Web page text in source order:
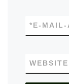
E-MAIL-
*
WEBSITE